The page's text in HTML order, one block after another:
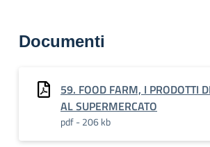
Documenti
59. FOOD FARM, I PRODOTTI
AL SUPERMERCATO
pdf - 206 kb